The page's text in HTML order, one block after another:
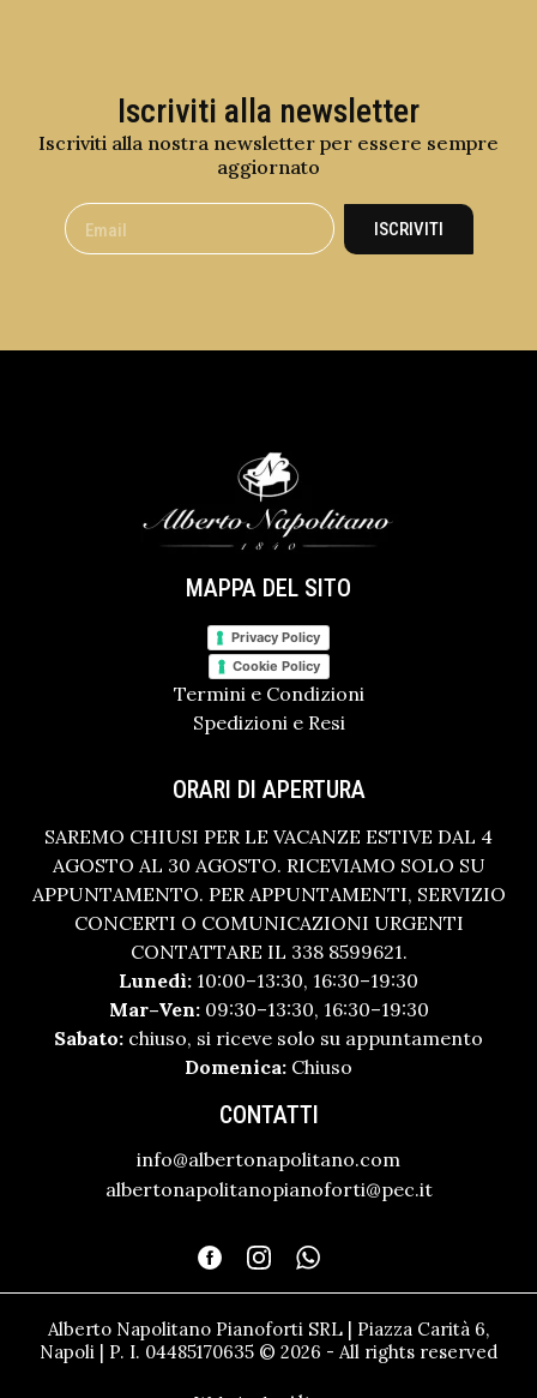
Iscriviti alla newsletter
Iscriviti alla nostra newsletter per essere sempre
aggiornato
ISCRIVITI
MAPPA DEL SITO
Privacy Policy
Cookie Policy
Termini e Condizioni
Spedizioni e Resi
ORARI DI APERTURA
SAREMO CHIUSI PER LE VACANZE ESTIVE DAL 4
AGOSTO AL 30 AGOSTO. RICEVIAMO SOLO SU
APPUNTAMENTO. PER APPUNTAMENTI, SERVIZIO
CONCERTI O COMUNICAZIONI URGENTI
CONTATTARE IL 338 8599621.
Lunedì: 10:00–13:30, 16:30–19:30
Mar–Ven:09:30–13:30, 16:30–19:30
Sabato: chiuso, si riceve solo su appuntamento
Domenica: Chiuso
CONTATTI
info@albertonapolitano.com
albertonapolitanopianoforti@pec.it
Alberto Napolitano Pianoforti SRL | Piazza Carità 6,
Napoli | P. I. 04485170635 © 2026 - All rights reserved